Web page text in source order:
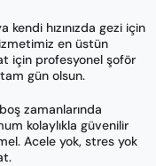
hızınızda gezi için
en üstün
için profesyonel şoför
gün olsun.
zamanlarında
kolaylıkla güvenilir
Acele yok, stres yok